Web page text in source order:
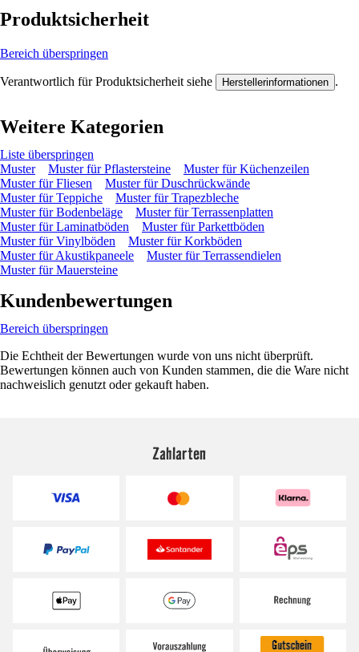
Produktsicherheit
Bereich überspringen
Verantwortlich für Produktsicherheit siehe Herstellerinformationen .
Weitere Kategorien
Liste überspringen
Muster
Muster für Pflastersteine
Muster für Küchenzeilen
Muster für Fliesen
Muster für Duschrückwände
Muster für Teppiche
Muster für Trapezbleche
Muster für Bodenbeläge
Muster für Terrassenplatten
Muster für Laminatböden
Muster für Parkettböden
Muster für Vinylböden
Muster für Korkböden
Muster für Akustikpaneele
Muster für Terrassendielen
Muster für Mauersteine
Kundenbewertungen
Bereich überspringen
Die Echtheit der Bewertungen wurde von uns nicht überprüft.
Bewertungen können auch von Kunden stammen, die die Ware nicht
nachweislich genutzt oder gekauft haben.
Zahlarten